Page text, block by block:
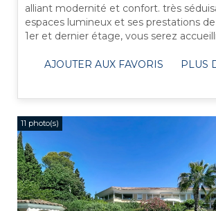
alliant modernité et confort. très
espaces lumineux et ses prestations
1er et dernier étage, vous serez
AJOUTER AUX FAVORIS
PLUS
11 photo(s)